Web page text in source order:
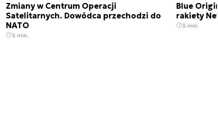
Zmiany w Centrum Operacji
Satelitarnych. Dowódca przechodzi do
NATO
3 min.
Blue
rakiety
3 min.